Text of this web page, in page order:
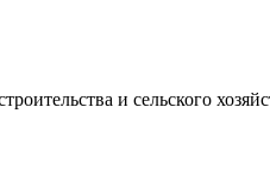
и сельского